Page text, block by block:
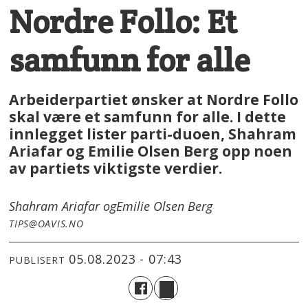
Nordre Follo: Et
samfunn for alle
Arbeiderpartiet ønsker at Nordre Follo
skal være et samfunn for alle. I dette
innlegget lister parti-duoen, Shahram
Ariafar og Emilie Olsen Berg opp noen
av partiets viktigste verdier.
Shahram Ariafar ogEmilie Olsen Berg
TIPS@OAVIS.NO
PUBLISERT 05.08.2023 - 07:43